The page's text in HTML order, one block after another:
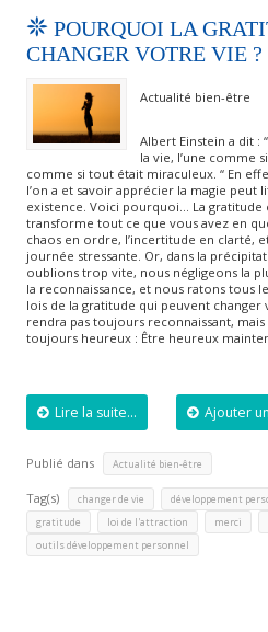
POURQUOI LA
CHANGER VOTRE VIE ?
Actualité bien-être
Albert Einstein a dit :
la vie, l’une comme
comme si tout était miraculeux. “ En
l’on a et savoir apprécier la magie
existence. Voici pourquoi… La gratitude
transforme tout ce que vous avez en
chaos en ordre, l’incertitude en clarté,
journée stressante. Or, dans la
oublions trop vite, nous négligeons la
la reconnaissance, et nous ratons tous
lois de la gratitude qui peuvent
rendra pas toujours reconnaissant,
toujours heureux : Être heureux
Lire la suite... Ajouter
Publié dans Actualité bien-être
Tag(s) changer de vie développement
gratitude loi de l'attraction merci
outils développement personnel